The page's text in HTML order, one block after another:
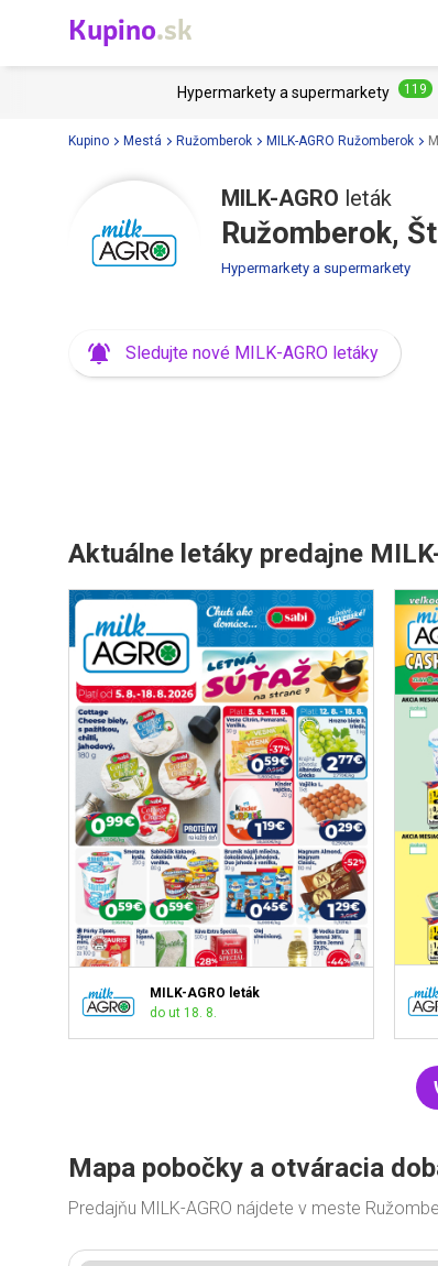
Kupino.sk
Hypermarkety a supermarkety 119
Kupino Mestá Ružomberok MILK-AGRO Ružomberok
MILK-AGRO leták
Ružomberok,
Hypermarkety a supermarkety
Sledujte nové MILK-AGRO letáky
Aktuálne letáky predajne
MILK-AGRO leták
do ut 18. 8.
Mapa pobočky a otváracia
Predajňu MILK-AGRO nájdete v meste